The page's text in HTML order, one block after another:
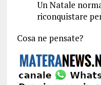
Un Natale
riconquistare
Cosa ne pensate?